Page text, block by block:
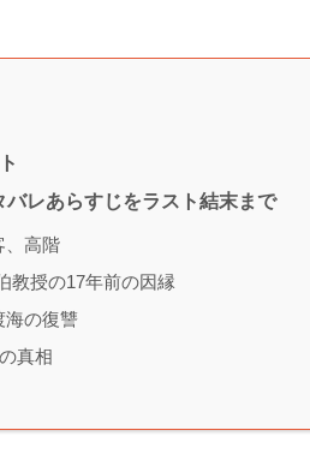
レあらすじをラスト結末まで
、高階
教授の17年前の因縁
海の復讐
真相